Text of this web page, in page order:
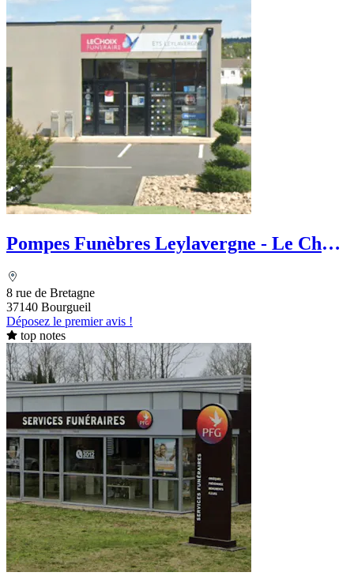
Pompes Funèbres Leylavergne - Le Choix
8 rue de Bretagne
37140 Bourgueil
Déposez le premier avis !
top notes